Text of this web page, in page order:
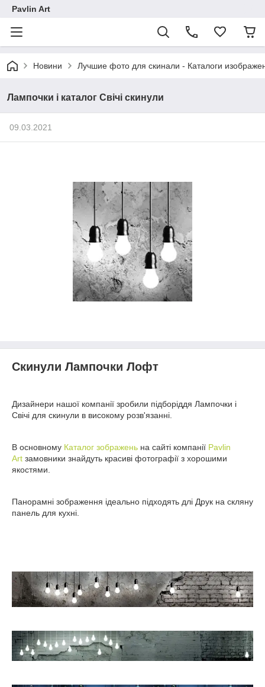
Pavlin Art
Новини Лучшие фото для скинали - Каталоги
Лампочки і каталог Свічі скинули
09.03.2021
Скинули Лампочки Лофт
Дизайнери нашої компанії зробили підборіддя Лампочки і
Свічі для скинули в високому розв'язанні.
В основному Каталог зображень на сайті компанії Pavlin
Art замовники знайдуть красиві фотографії з хорошими
якостями.
Панорамні зображення ідеально підходять длі Друк на скляну
панель для кухні.